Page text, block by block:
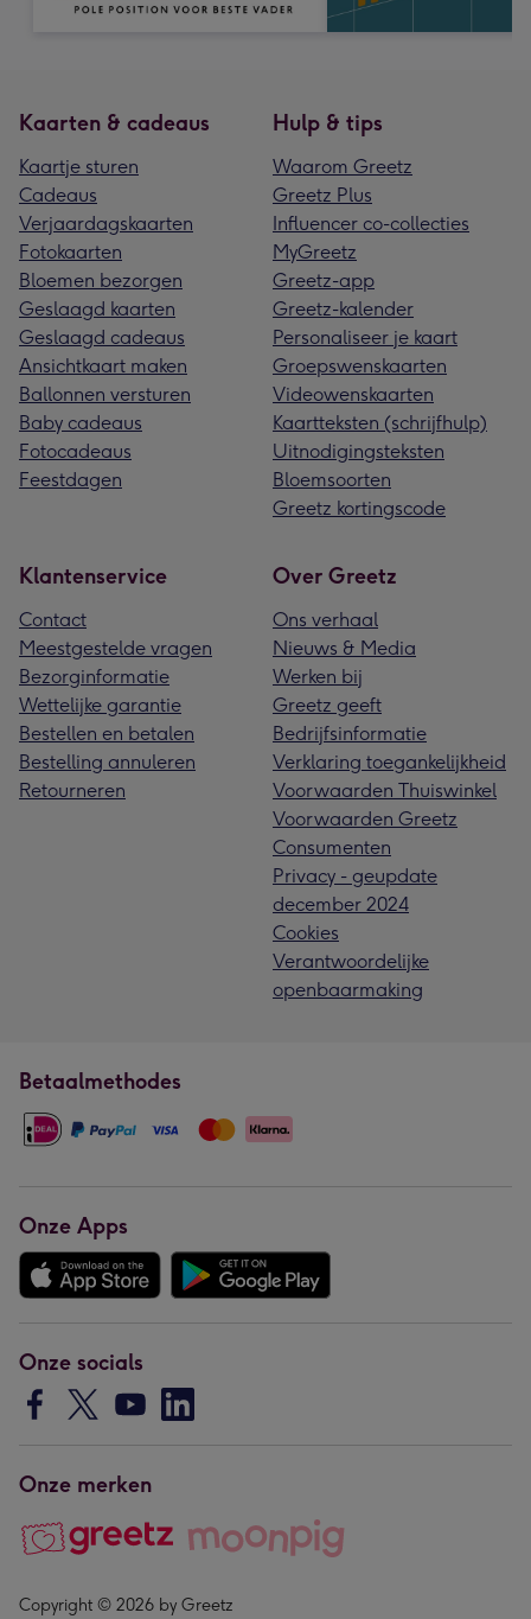
Kaarten & cadeaus
Kaartje sturen
Cadeaus
Verjaardagskaarten
Fotokaarten
Bloemen bezorgen
Geslaagd kaarten
Geslaagd cadeaus
Ansichtkaart maken
Ballonnen versturen
Baby cadeaus
Fotocadeaus
Feestdagen
Hulp & tips
Waarom Greetz
Greetz Plus
Influencer co-collecties
MyGreetz
Greetz-app
Greetz-kalender
Personaliseer je kaart
Groepswenskaarten
Videowenskaarten
Kaartteksten (schrijfhulp)
Uitnodigingsteksten
Bloemsoorten
Greetz kortingscode
Klantenservice
Contact
Meestgestelde vragen
Bezorginformatie
Wettelijke garantie
Bestellen en betalen
Bestelling annuleren
Retourneren
Over Greetz
Ons verhaal
Nieuws & Media
Werken bij
Greetz geeft
Bedrijfsinformatie
Verklaring toegankelijkheid
Voorwaarden Thuiswinkel
Voorwaarden Greetz
Consumenten
Privacy - geupdate
december 2024
Cookies
Verantwoordelijke
openbaarmaking
Betaalmethodes
Onze Apps
Onze socials
Onze merken
Copyright © 2026 by Greetz